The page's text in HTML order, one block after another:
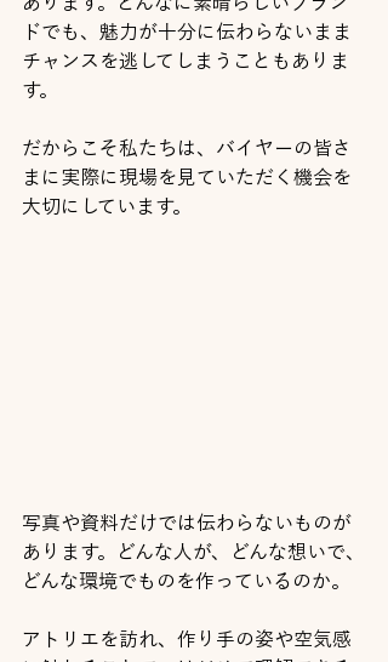
ドでも、魅力が十分に伝わらないまま
チャンスを逃してしまうこともありま
す。
だからこそ私たちは、バイヤーの皆さ
まに実際に現場を見ていただく機会を
大切にしています。
写真や資料だけでは伝わらないものが
あります。どんな人が、どんな想いで、
どんな環境でものを作っているのか。
アトリエを訪れ、作り手の姿や空気感